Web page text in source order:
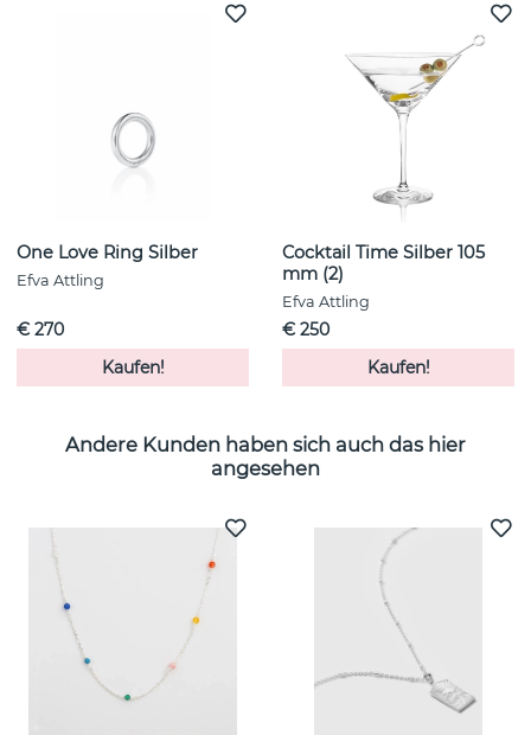
One Love Ring Silber
Efva Attling
€ 270
Kaufen!
Cocktail Time Silber 105
mm (2)
Efva Attling
€ 250
Kaufen!
Andere Kunden haben sich auch das hier
angesehen